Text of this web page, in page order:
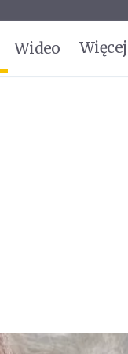
Wideo Więcej